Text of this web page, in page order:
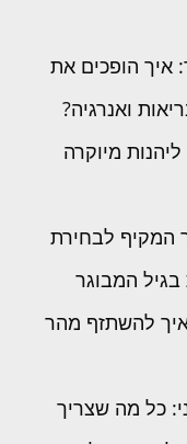
איך הופכים את
ואנרגיה?
מיוקרה
המקיף לבחירת
בגיל המבוגר
להשתזף מהר
כל מה שצריך